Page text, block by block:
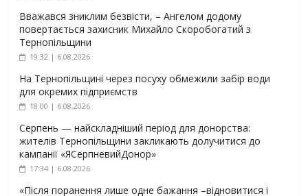
Вважався зниклим безвісти, – Ангелом додому
повертається захисник Михайло Скоробогатий з
Тернопільщини
19:32 | 6.08.2026
На Тернопільщині через посуху обмежили забір води
для окремих підприємств
18:00 | 6.08.2026
Серпень — найскладніший період для донорства:
жителів Тернопільщини закликають долучитися до
кампанії «ЯСерпневийДонор»
17:34 | 6.08.2026
«Після поранення лише одне бажання –відновитися і